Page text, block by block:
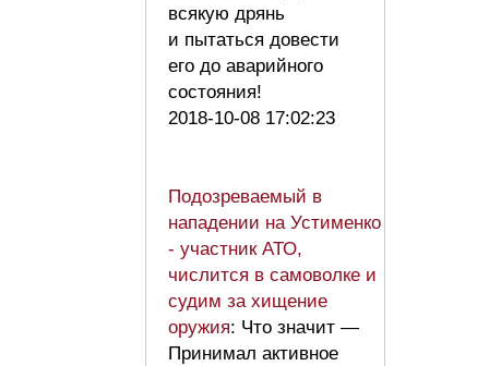
всякую дрянь
и пытаться довести
его до аварийного
состояния!
2018-10-08 17:02:23
Подозреваемый в
нападении на Устименко
- участник АТО,
числится в самоволке и
судим за хищение
оружия: Что значит —
Принимал активное